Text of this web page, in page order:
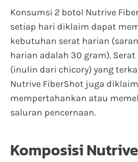
Konsumsi 2 botol Nutrive
setiap hari diklaim dapat
kebutuhan serat harian
harian adalah 30 gram).
(inulin dari chicory) yang
Nutrive FiberShot juga
mempertahankan atau
saluran pencernaan.
Komposisi